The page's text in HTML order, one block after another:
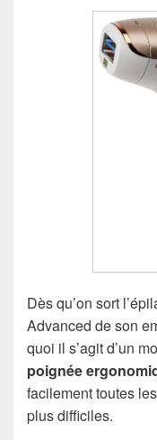
Dès qu’on sort
Advanced de son
quoi il s’agit d’un
poignée
facilement toutes
plus difficiles.